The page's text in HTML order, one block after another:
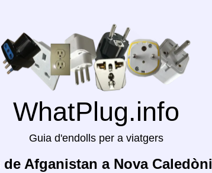
WhatPlug.info
Guia d'endolls per a viatgers
Afganistan a Nova